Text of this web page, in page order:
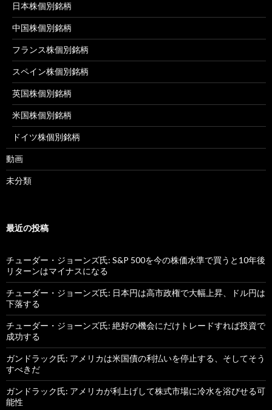
日本株個別銘柄
中国株個別銘柄
フランス株個別銘柄
スペイン株個別銘柄
英国株個別銘柄
米国株個別銘柄
ドイツ株個別銘柄
動画
未分類
最近の投稿
チューダー・ジョーンズ氏: S&P 500を今の株価水準で買うと10年後
リターンはマイナスになる
チューダー・ジョーンズ氏: 日本円は高市政権で大幅上昇、ドル円は
下落する
チューダー・ジョーンズ氏: 絶好の機会にだけトレードすれば投資で
成功する
ガンドラック氏: アメリカは米国債の利払いを停止する、そしてそう
すべきだ
ガンドラック氏: アメリカが利上げして株式市場に冷水を浴びせる可
能性